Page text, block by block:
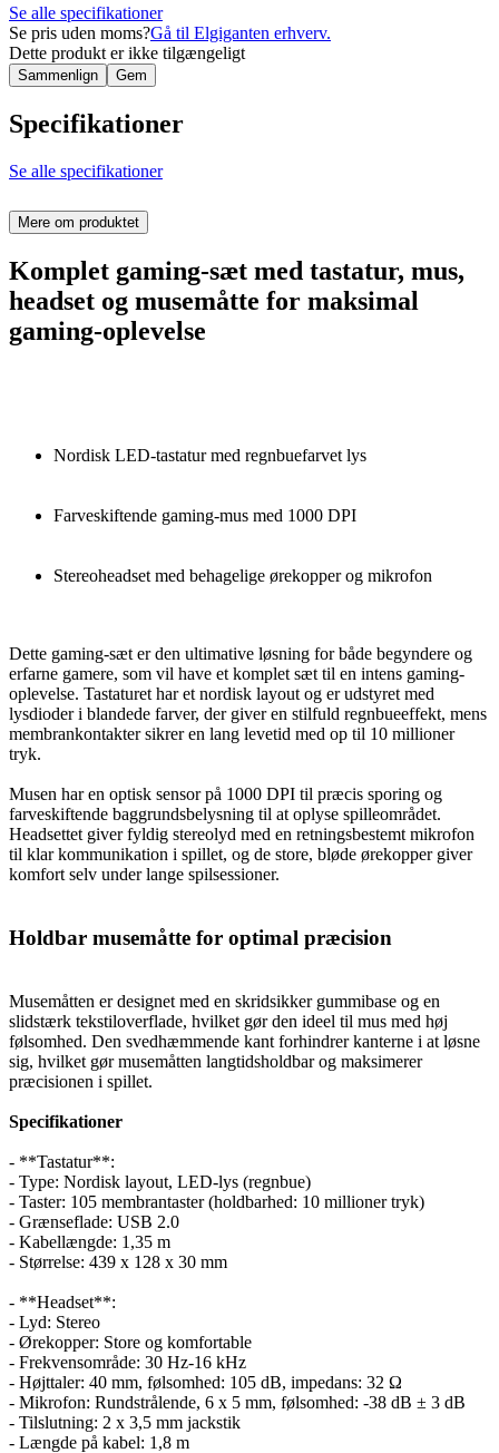
Se alle specifikationer
Se pris uden moms?Gå til Elgiganten erhverv.
Dette produkt er ikke tilgængeligt
Sammenlign Gem
Specifikationer
Se alle specifikationer
Mere om produktet
Komplet gaming-sæt med tastatur, mus,
headset og musemåtte for maksimal
gaming-oplevelse
Nordisk LED-tastatur med regnbuefarvet lys
Farveskiftende gaming-mus med 1000 DPI
Stereoheadset med behagelige ørekopper og mikrofon
Dette gaming-sæt er den ultimative løsning for både begyndere og
erfarne gamere, som vil have et komplet sæt til en intens gaming-
oplevelse. Tastaturet har et nordisk layout og er udstyret med
lysdioder i blandede farver, der giver en stilfuld regnbueeffekt, mens
membrankontakter sikrer en lang levetid med op til 10 millioner
tryk.
Musen har en optisk sensor på 1000 DPI til præcis sporing og
farveskiftende baggrundsbelysning til at oplyse spilleområdet.
Headsettet giver fyldig stereolyd med en retningsbestemt mikrofon
til klar kommunikation i spillet, og de store, bløde ørekopper giver
komfort selv under lange spilsessioner.
Holdbar musemåtte for optimal præcision
Musemåtten er designet med en skridsikker gummibase og en
slidstærk tekstiloverflade, hvilket gør den ideel til mus med høj
følsomhed. Den svedhæmmende kant forhindrer kanterne i at løsne
sig, hvilket gør musemåtten langtidsholdbar og maksimerer
præcisionen i spillet.
Specifikationer
- **Tastatur**:
- Type: Nordisk layout, LED-lys (regnbue)
- Taster: 105 membrantaster (holdbarhed: 10 millioner tryk)
- Grænseflade: USB 2.0
- Kabellængde: 1,35 m
- Størrelse: 439 x 128 x 30 mm
- **Headset**:
- Lyd: Stereo
- Ørekopper: Store og komfortable
- Frekvensområde: 30 Hz-16 kHz
- Højttaler: 40 mm, følsomhed: 105 dB, impedans: 32 Ω
- Mikrofon: Rundstrålende, 6 x 5 mm, følsomhed: -38 dB ± 3 dB
- Tilslutning: 2 x 3,5 mm jackstik
- Længde på kabel: 1,8 m